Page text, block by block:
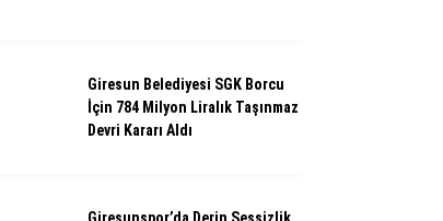
Giresun Belediyesi SGK Borcu
İçin 784 Milyon Liralık Taşınmaz
Devri Kararı Aldı